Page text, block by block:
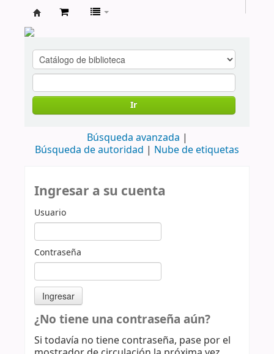
cendoc
Ir
Búsqueda avanzada
Búsqueda de autoridad
Nube de etiquetas
Ingresar a su cuenta
Usuario
Contraseña
¿No tiene una contraseña aún?
Si todavía no tiene contraseña, pase por el